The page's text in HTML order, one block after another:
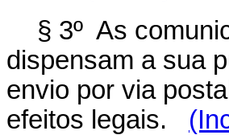
§ 3º As
dispensam a sua
envio por via
efeitos legais.